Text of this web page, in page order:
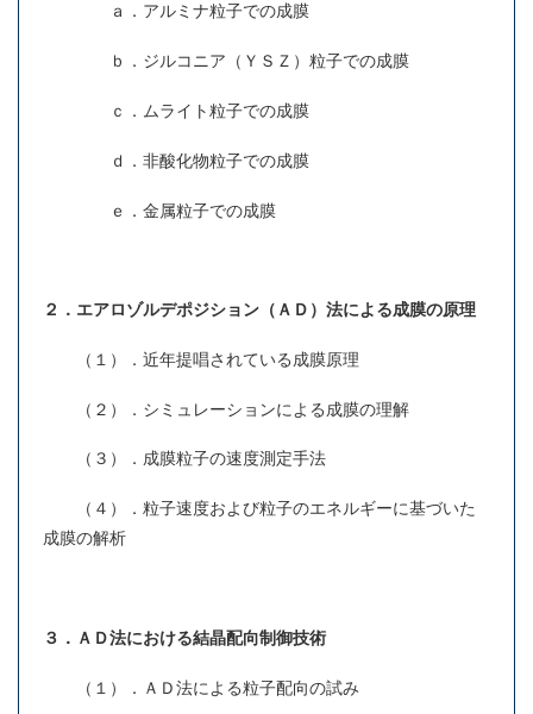
ａ．アルミナ粒子での成膜
ｂ．ジルコニア（ＹＳＺ）粒子での成膜
ｃ．ムライト粒子での成膜
ｄ．非酸化物粒子での成膜
ｅ．金属粒子での成膜
２．エアロゾルデポジション（ＡＤ）法による成膜の原理
（１）．近年提唱されている成膜原理
（２）．シミュレーションによる成膜の理解
（３）．成膜粒子の速度測定手法
（４）．粒子速度および粒子のエネルギーに基づいた
成膜の解析
３．ＡＤ法における結晶配向制御技術
（１）．ＡＤ法による粒子配向の試み